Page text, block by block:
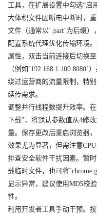
工具，在扩展设置中勾选“启
大体积文件因断电中断时，
文件（通常以`.part`为后缀）
配置系统代理优化传输环境
属性，双击当前连接后切换
（例如`192.168.1.100:8080`
绕过运营商的流量限制，特
续传需求。
调整并行线程数提升效率。
下载”，将默认参数值从4修
量。保存更改后重启浏览器
效果尤为显著，但需注意CPU
排查安全软件干扰因素。暂
载临时文件，也可将
显示异常，建议使用MD5校
性。
利用开发者工具手动干预。